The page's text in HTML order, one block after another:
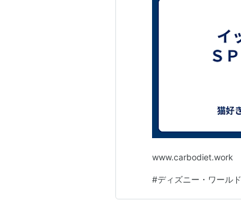
www.carbodiet.work
#ディズニー・ワールド